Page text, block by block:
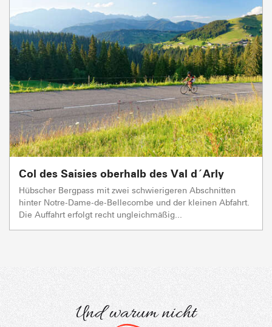
Col des Saisies oberhalb des Val d´Arly
Hübscher Bergpass mit zwei schwierigeren Abschnitten
hinter Notre-Dame-de-Bellecombe und der kleinen Abfahrt.
Die Auffahrt erfolgt recht ungleichmäßig...
Und warum nicht
Fahrrad